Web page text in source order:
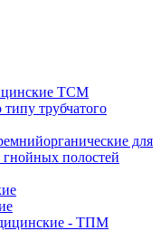
ТСМ
трубчатого
для
полостей
- ТПМ